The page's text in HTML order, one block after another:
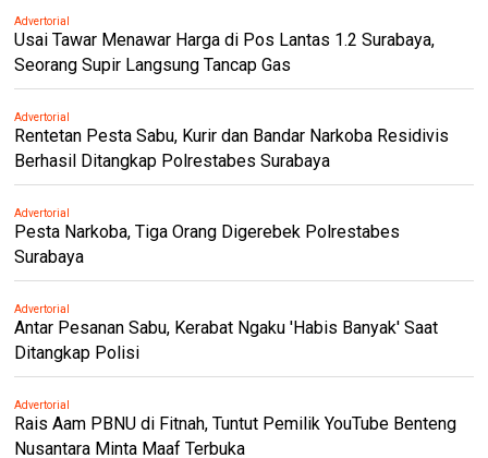
Advertorial
Usai Tawar Menawar Harga di Pos Lantas 1.2 Surabaya,
Seorang Supir Langsung Tancap Gas
Advertorial
Rentetan Pesta Sabu, Kurir dan Bandar Narkoba Residivis
Berhasil Ditangkap Polrestabes Surabaya
Advertorial
Pesta Narkoba, Tiga Orang Digerebek Polrestabes
Surabaya
Advertorial
Antar Pesanan Sabu, Kerabat Ngaku 'Habis Banyak' Saat
Ditangkap Polisi
Advertorial
Rais Aam PBNU di Fitnah, Tuntut Pemilik YouTube Benteng
Nusantara Minta Maaf Terbuka